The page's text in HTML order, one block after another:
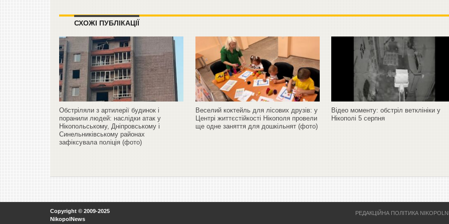
СХОЖІ ПУБЛІКАЦІЇ
Обстріляли з артилерії будинок і
поранили людей: наслідки атак у
Нікопольському, Дніпровському і
Синельниківському районах
зафіксувала поліція (фото)
Веселий коктейль для лісових друзів: у
Центрі життєстійкості Нікополя провели
ще одне заняття для дошкільнят (фото)
Відео моменту: обстріл ветклініки у
Нікополі 5 серпня
РЕДАКЦІЙНА ПОЛІТИКА
Copyright © 2009-2025
NikopolNews